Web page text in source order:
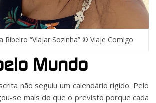
Ribeiro “Viajar Sozinha” © Viaje Comigo
Mundo
não seguiu um calendário rígido. Pelo
se mais do que o previsto porque cada